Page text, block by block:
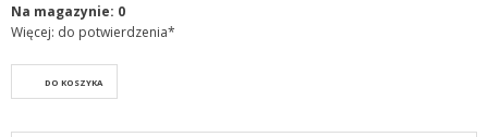
Na magazynie: 0
Więcej: do potwierdzenia*
DO KOSZYKA